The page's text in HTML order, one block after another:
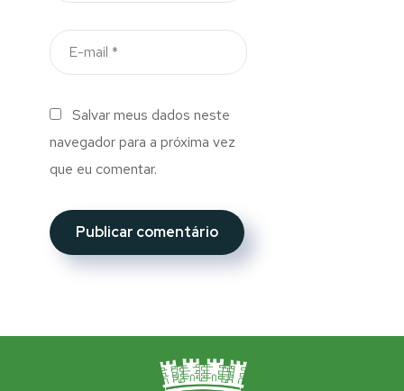
Salvar meus dados neste
navegador para a próxima vez
que eu comentar.